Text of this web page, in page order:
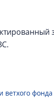
ветхого фонда